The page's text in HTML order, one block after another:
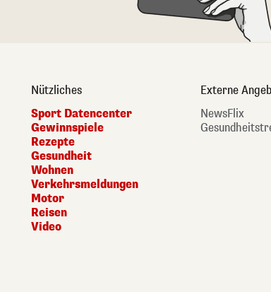
Nützliches
Sport Datencenter
Gewinnspiele
Rezepte
Gesundheit
Wohnen
Verkehrsmeldungen
Motor
Reisen
Video
Externe
NewsFlix